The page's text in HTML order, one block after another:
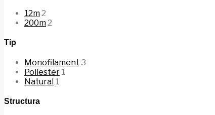
12m2
200m2
Tip
Monofilament 3
Poliester 1
Natural 1
Structura